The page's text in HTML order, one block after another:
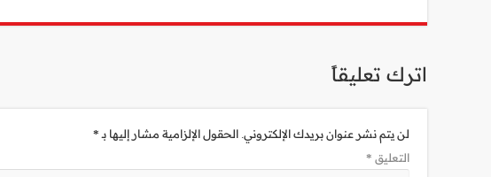
اترك تعليقاً
لن يتم نشر عنوان بريدك الإلكتروني. الحقول الإلزامية مشار إليها بـ*
التعليق *